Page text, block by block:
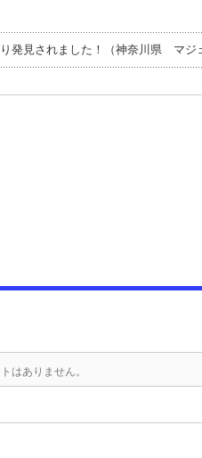
発見されました！（神奈川県 マジ
はありません。